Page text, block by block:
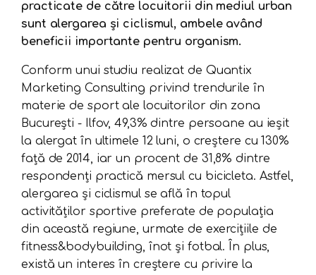
practicate de către locuitorii din mediul urban
sunt alergarea și ciclismul, ambele având
beneficii importante pentru organism.
Conform unui studiu realizat de Quantix
Marketing Consulting privind trendurile în
materie de sport ale locuitorilor din zona
București - Ilfov, 49,3% dintre persoane au ieșit
la alergat în ultimele 12 luni, o creștere cu 130%
față de 2014, iar un procent de 31,8% dintre
respondenți practică mersul cu bicicleta. Astfel,
alergarea și ciclismul se află în topul
activităților sportive preferate de populația
din această regiune, urmate de exercițiile de
fitness&bodybuilding, înot și fotbal. În plus,
există un interes în creștere cu privire la